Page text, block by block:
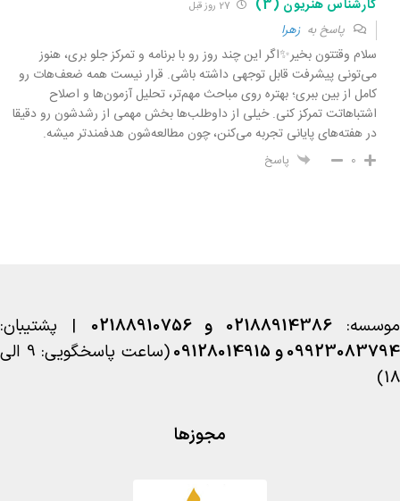
کارشناس هنریون (3)
پاسخ بهزهرا
سلام وقتتون بخیر✨اگر این چند روز رو با برنامه و تمرکز جلو بری، هنوز
می‌تونی پیشرفت قابل توجهی داشته باشی. قرار نیست همه ضعف‌هات رو
کامل از بین ببری؛ بهتره روی مباحث مهم‌تر، تحلیل آزمون‌ها و اصلاح
اشتباهاتت تمرکز کنی. خیلی از داوطلب‌ها بخش مهمی از رشدشون رو دقیقا
در هفته‌های پایانی تجربه می‌کنن، چون مطالعه‌شون هدفمندتر میشه.
0 پاسخ
موسسه:02188914386 و 02188910756
| پشتیبان:
09923083794 و 09128014915
(ساعت پاسخگویی: 9 الی
18)
مجوزها